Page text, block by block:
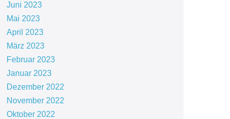
Juni 2023
Mai 2023
April 2023
März 2023
Februar 2023
Januar 2023
Dezember 2022
November 2022
Oktober 2022